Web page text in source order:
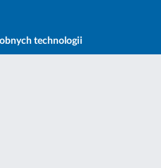
technologii